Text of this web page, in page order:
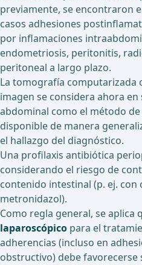
previamente, se encontraron
casos adhesiones
por inflamaciones
endometriosis, peritonitis,
peritoneal a largo plazo.
La tomografía computarizada
imagen se considera ahora
abdominal como el método de
disponible de manera
el hallazgo del diagnóstico.
Una profilaxis antibiótica
considerando el riesgo de
contenido intestinal (p. ej. con
metronidazol).
Como regla general, se aplica
laparoscópico para el
adherencias (incluso en
obstructivo) debe favorecerse